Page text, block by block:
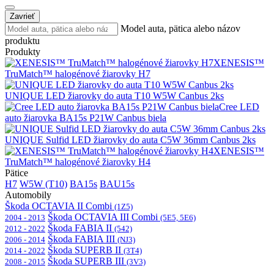
Zavrieť
Model auta, pätica alebo názov
produktu
Produkty
XENESIS™
TruMatch™ halogénové žiarovky H7
UNIQUE LED žiarovky do auta T10 W5W Canbus 2ks
Cree LED
auto žiarovka BA15s P21W Canbus biela
UNIQUE Sulfid LED žiarovky do auta C5W 36mm Canbus 2ks
XENESIS™
TruMatch™ halogénové žiarovky H4
Pätice
H7 W5W (T10) BA15s BAU15s
Automobily
Škoda OCTAVIA II Combi (1Z5)
2004 - 2013 Škoda OCTAVIA III Combi (5E5, 5E6)
2012 - 2022 Škoda FABIA II (542)
2006 - 2014 Škoda FABIA III (NJ3)
2014 - 2022 Škoda SUPERB II (3T4)
2008 - 2015 Škoda SUPERB III (3V3)